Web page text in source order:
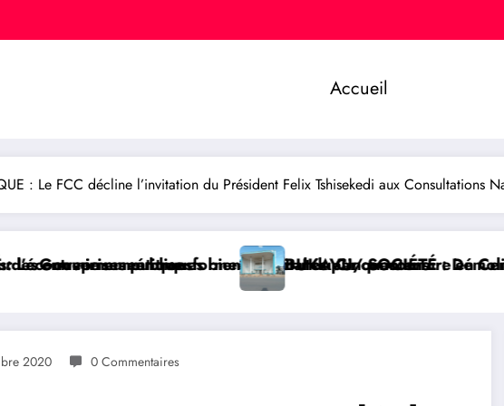
Accueil
: Le FCC décline l’invitation du Président Felix Tshisekedi aux Consultations
recrutés par concours
du Cinquantenaire en Centre Hospitalier Universitaire
BUKAVU/ SOCIÉTÉ : Démolition de la Paroisse de l’église
GOMA/
2020 0 Commentaires